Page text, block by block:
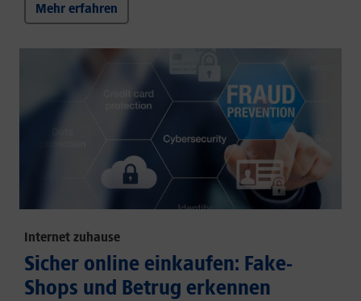
Mehr erfahren
Internet zuhause
Sicher online einkaufen: Fake-
Shops und Betrug erkennen